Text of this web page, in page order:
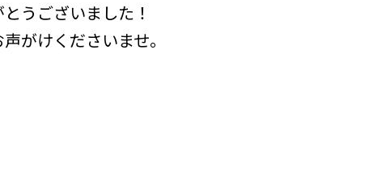
うございました！
がけくださいませ。